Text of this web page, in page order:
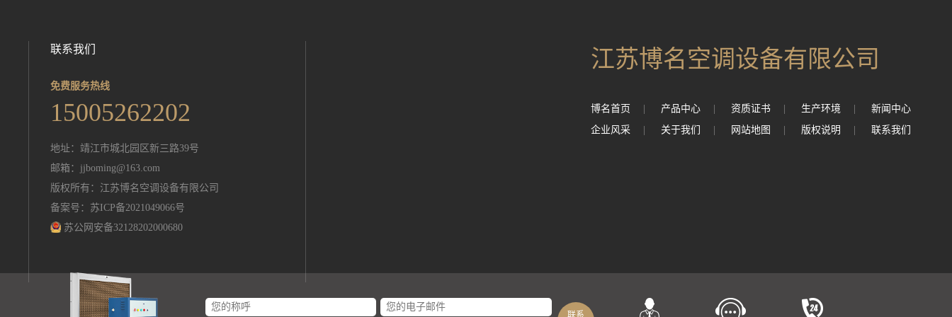
联系我们
免费服务热线
15005262202
地址：靖江市城北园区新三路39号
邮箱： jjboming@163.com
版权所有：江苏博名空调设备有限公司
备案号：苏ICP备2021049066号
苏公网安备32128202000680
江苏博名空调设备有限公司
博名首页 产品中心 资质证书 生产环境
新闻中心
企业风采
关于我们 网站地图 版权说明 联系我们
联系